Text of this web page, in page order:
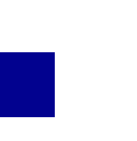
de développer vos